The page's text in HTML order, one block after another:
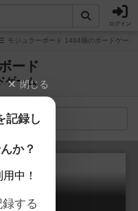
ログイン
モジュラーボード 1484個のボードゲーム
ード
ゲーム
ー
閉じる
記録し
か？
中！
する